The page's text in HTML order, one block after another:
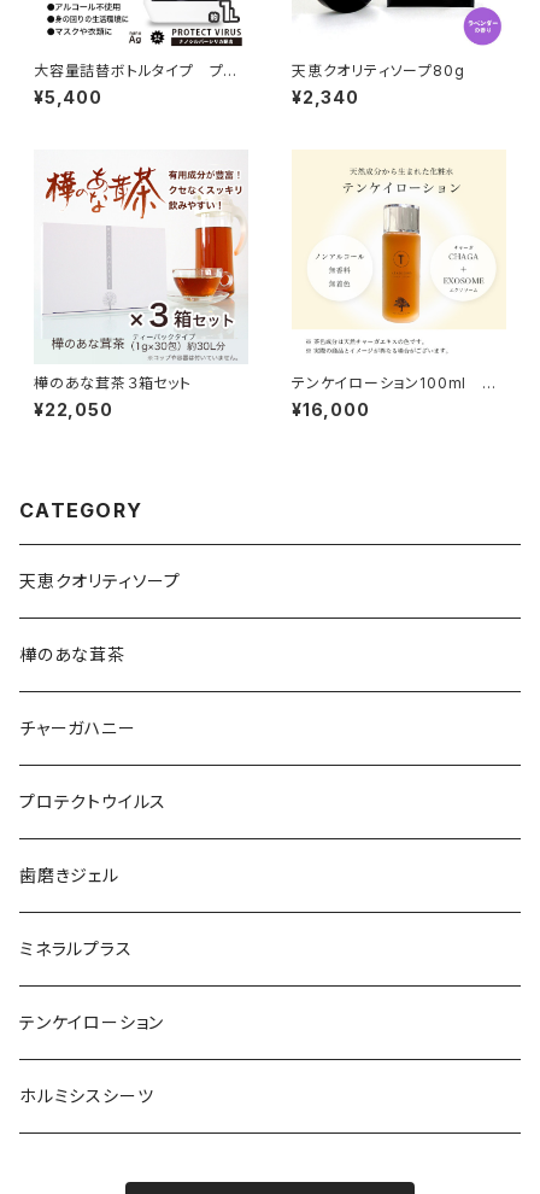
大容量詰替ボトルタイプ プロ
テクトウイルス抗菌スプレー100
0ml
¥5,400
天恵クオリティソープ80g
¥2,340
樺のあな茸茶３箱セット
¥22,050
テンケイローション100ml 天
恵化粧水
¥16,000
CATEGORY
天恵クオリティソープ
樺のあな茸茶
チャーガハニー
プロテクトウイルス
歯磨きジェル
ミネラルプラス
テンケイローション
ホルミシスシーツ